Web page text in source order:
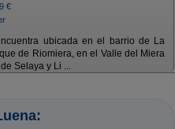
€
ubicada en el barrio de La
de Riomiera, en el Valle del Miera
Selaya y Li ...